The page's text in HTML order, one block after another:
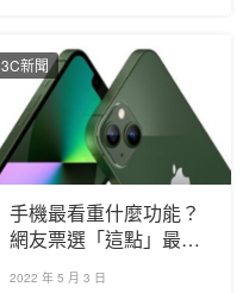
3C新聞
手機最看重什麼功能？
網友票選「這點」最重
2022 年 5 月 3 日